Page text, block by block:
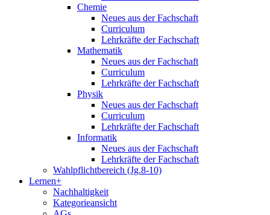
Chemie
Neues aus der Fachschaft
Curriculum
Lehrkräfte der Fachschaft
Mathematik
Neues aus der Fachschaft
Curriculum
Lehrkräfte der Fachschaft
Physik
Neues aus der Fachschaft
Curriculum
Lehrkräfte der Fachschaft
Informatik
Neues aus der Fachschaft
Lehrkräfte der Fachschaft
Wahlpflichtbereich (Jg.8-10)
Lernen+
Nachhaltigkeit
Kategorieansicht